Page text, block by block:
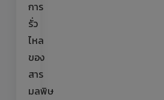
การ
รั่ว
ไหล
ของ
สาร
มลพิษ